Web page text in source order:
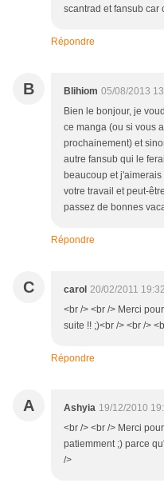
scantrad et fansub car
Répondre
B Blihiom 05/08/2013
Bien le bonjour, je
ce manga (ou si vous
prochainement) et
autre fansub qui le
beaucoup et
votre travail et peut-
passez de bonnes
Répondre
C carol 20/02/2011 19:32
<br /> <br /> Merci
suite !! ;)<br /> <br />
Répondre
A Ashyia 19/12/2010
<br /> <br /> Merci
patiemment ;) parce
/>